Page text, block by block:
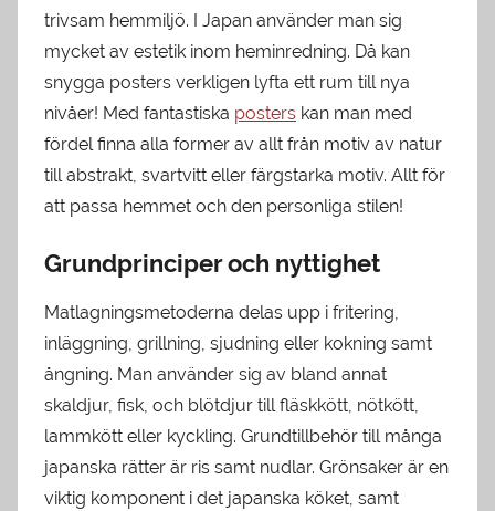
trivsam hemmiljö. I Japan använder man sig
mycket av estetik inom heminredning. Då kan
snygga posters verkligen lyfta ett rum till nya
nivåer! Med fantastiska posters kan man med
fördel finna alla former av allt från motiv av natur
till abstrakt, svartvitt eller färgstarka motiv. Allt för
att passa hemmet och den personliga stilen!
Grundprinciper och nyttighet
Matlagningsmetoderna delas upp i fritering,
inläggning, grillning, sjudning eller kokning samt
ångning. Man använder sig av bland annat
skaldjur, fisk, och blötdjur till fläskkött, nötkött,
lammkött eller kyckling. Grundtillbehör till många
japanska rätter är ris samt nudlar. Grönsaker är en
viktig komponent i det japanska köket, samt